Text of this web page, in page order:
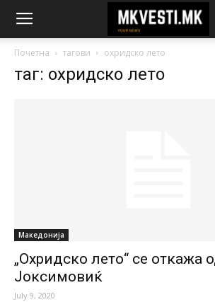
Почетна тагови охридско лето
таг: охридско лето
Македонија
„Охридско лето“ се откажа
Јоксимовиќ
July 9, 2020